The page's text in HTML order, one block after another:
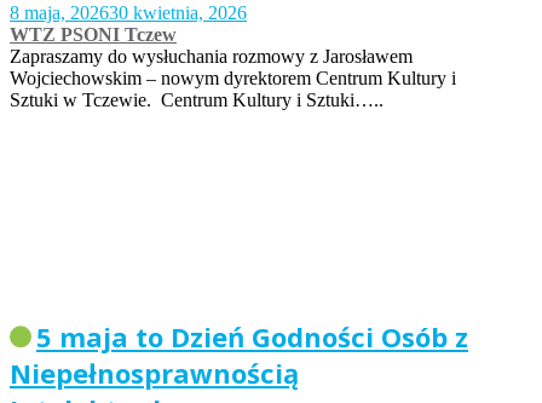
8 maja, 202630 kwietnia, 2026
WTZ PSONI Tczew
Zapraszamy do wysłuchania rozmowy z Jarosławem
Wojciechowskim – nowym dyrektorem Centrum Kultury i
Sztuki w Tczewie. Centrum Kultury i Sztuki…..
5 maja to Dzień Godności Osób z
Niepełnosprawnością